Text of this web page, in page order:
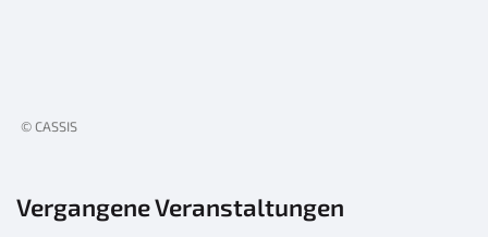
© CASSIS
Vergangene Veranstaltungen